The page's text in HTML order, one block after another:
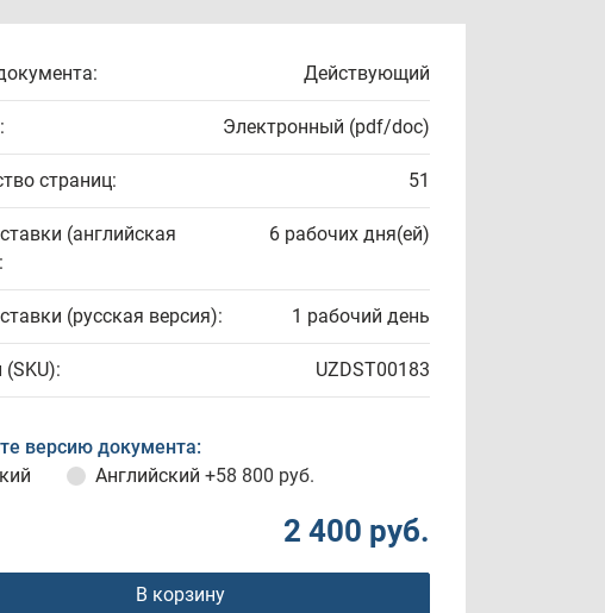
Действующий
Электронный (pdf/doc)
страниц: 51
(английская
6 рабочих дня(ей)
(русская версия): 1 рабочий день
(SKU): UZDST00183
версию документа:
Английский +58 800 руб.
2 400 руб.
В корзину